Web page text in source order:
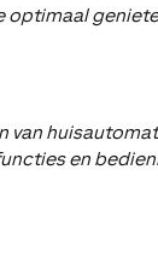
van
en